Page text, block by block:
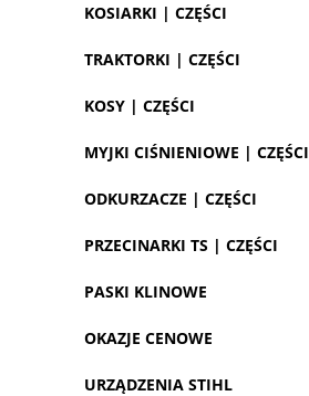
KOSIARKI | CZĘŚCI
TRAKTORKI | CZĘŚCI
KOSY | CZĘŚCI
MYJKI CIŚNIENIOWE | CZĘŚCI
ODKURZACZE | CZĘŚCI
PRZECINARKI TS | CZĘŚCI
PASKI KLINOWE
OKAZJE CENOWE
URZĄDZENIA STIHL